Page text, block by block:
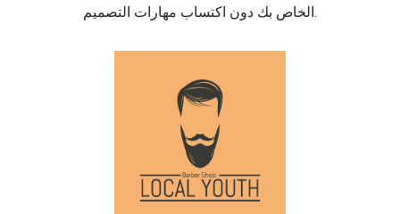
الخاص بك دون اكتساب مهارات التصميم.